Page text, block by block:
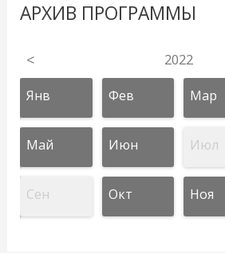
АРХИВ ПРОГРАММЫ
< 2022
Янв Фев Мар
Май Июн Июл
Сен Окт Ноя